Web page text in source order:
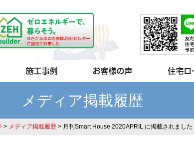
メディア掲載履歴
> メディア掲載履歴 > 月刊Smart House 2020APRIL に掲載されました